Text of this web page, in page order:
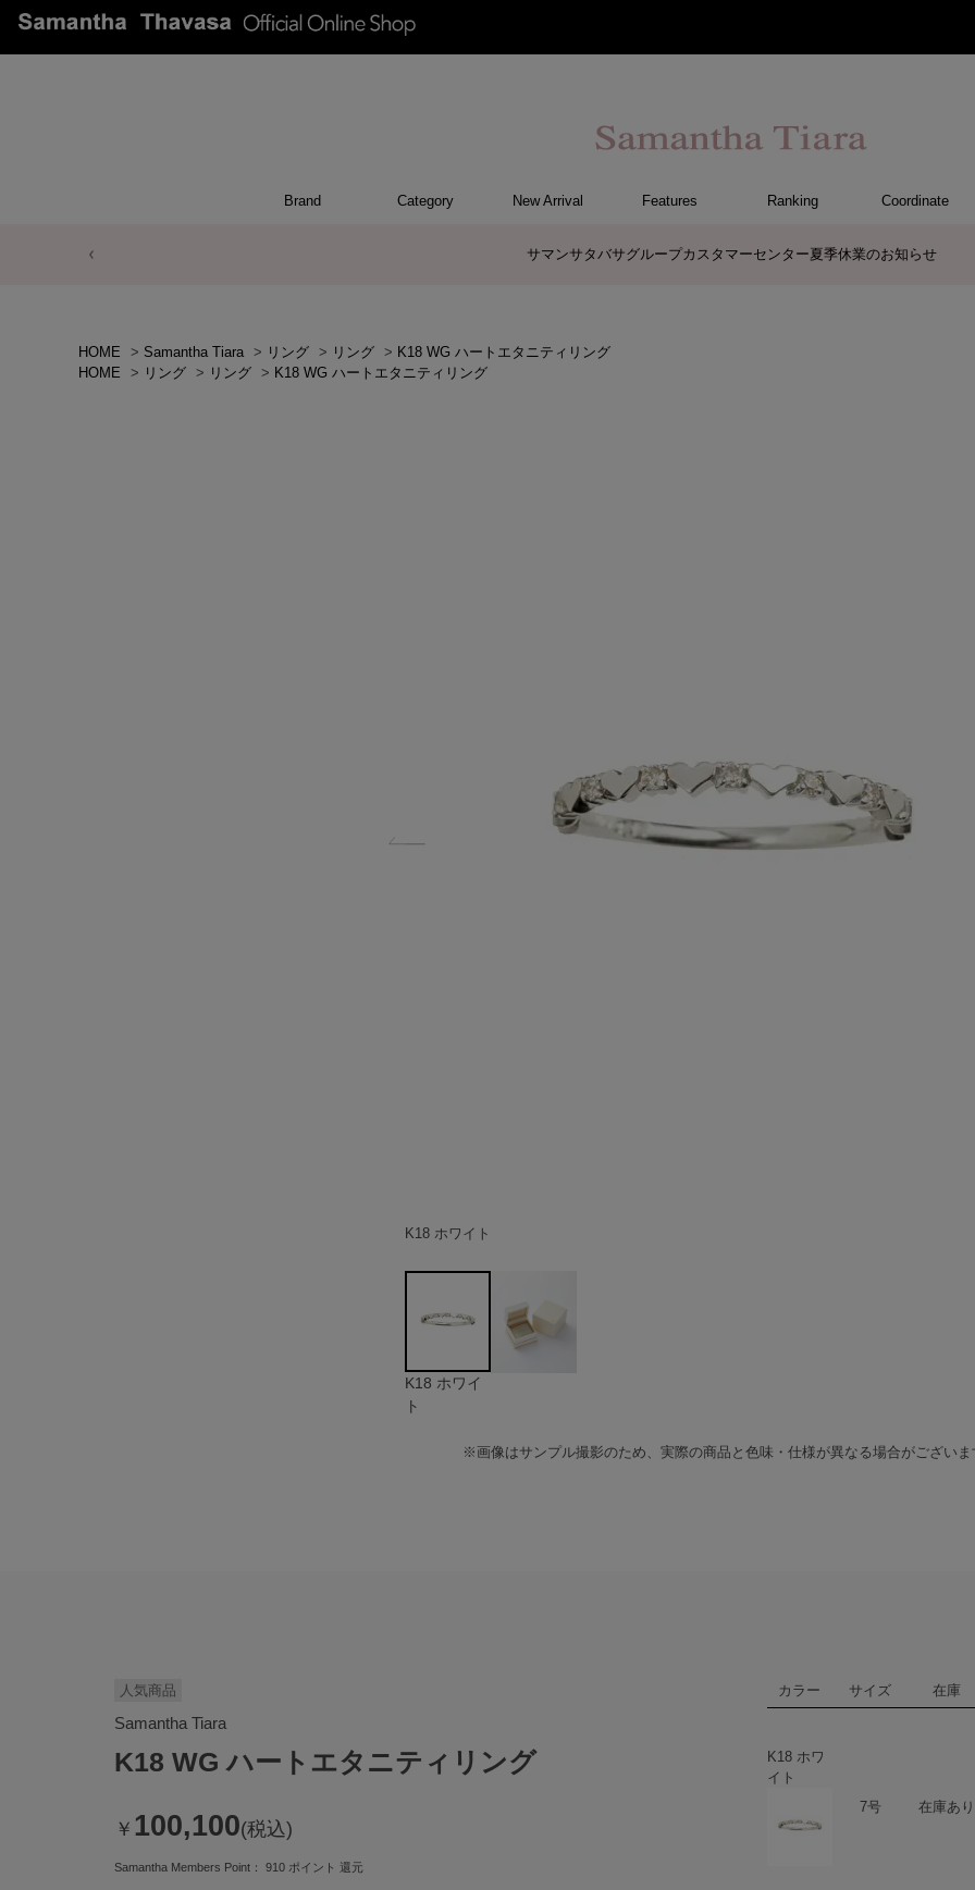
Brand Category
リング
ピンキーリング
ペアリング
ネックレス
ペアネックレス
ピアス
イヤリング
イヤーカフ
ブレスレット
New Arrival Features Ranking Coordinate
サマンサタバサグループカスタマーセンター夏季休業のお知らせ
HOME > Samantha Tiara > リング > リング > K18 WG ハートエタニティリング
HOME
> リング > リング > K18 WG ハートエタニティリング
K18 ホワイト
K18 ホワイ
ト
※画像はサンプル撮影のため、実際の商品と色味・仕様が異なる場合がございま
人気商品
Samantha Tiara
K18 WG ハートエタニティリング
￥ 100,100(税込)
Samantha Members Point： 910ポイント 還元
カラー サイズ 在庫
K18 ホワ
イト
7号
在庫あり